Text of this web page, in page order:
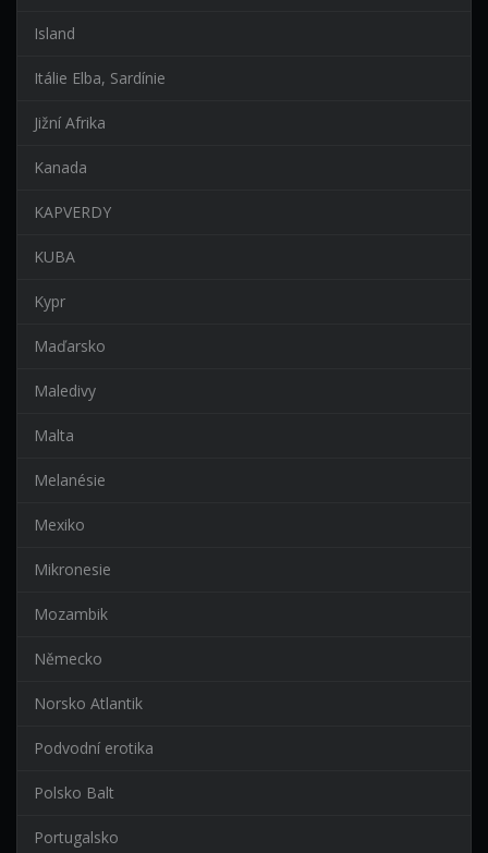
Island
Itálie Elba, Sardínie
Jižní Afrika
Kanada
KAPVERDY
KUBA
Kypr
Maďarsko
Maledivy
Malta
Melanésie
Mexiko
Mikronesie
Mozambik
Německo
Norsko Atlantik
Podvodní erotika
Polsko Balt
Portugalsko